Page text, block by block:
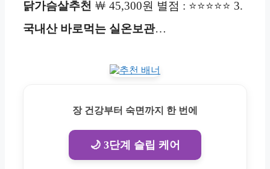
닭가슴살추천 ￦ 45,300원 별점 : ⭐⭐⭐⭐⭐ 3.
국내산 바로먹는 실온보관…
장 건강부터 숙면까지 한 번에
🌙 3단계 슬립 케어